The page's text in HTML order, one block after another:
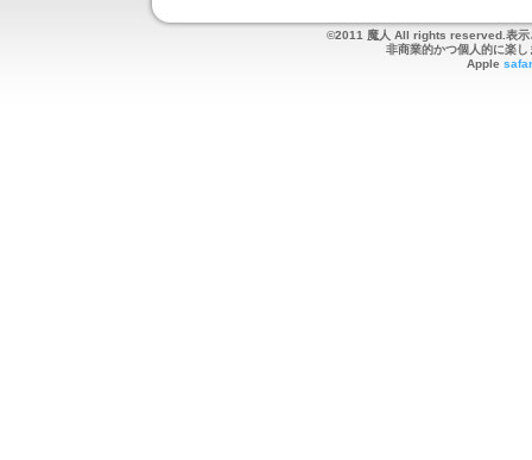
©2011 魔人 All rights reserved.表示
非商業的かつ個人的に楽
Apple